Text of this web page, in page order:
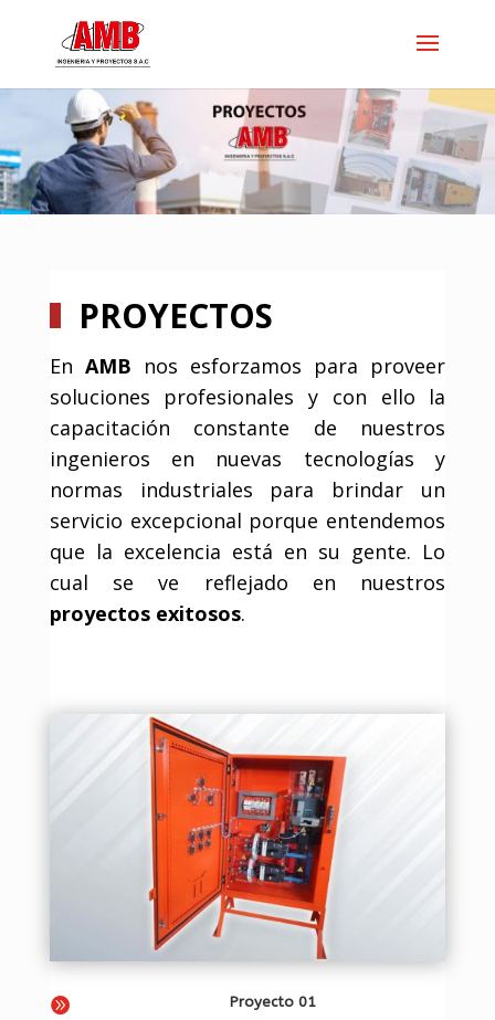
PROYECTOS
En AMB nos esforzamos para proveer
soluciones profesionales y con ello la
capacitación constante de nuestros
ingenieros en nuevas tecnologías y
normas industriales para brindar un
servicio excepcional porque entendemos
que la excelencia está en su gente. Lo
cual se ve reflejado en nuestros
proyectos exitosos.
 Proyecto 01